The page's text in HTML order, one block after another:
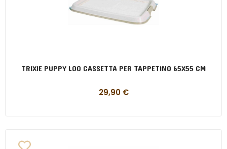
TRIXIE PUPPY LOO CASSETTA PER TAPPETINO 65X55 CM
29,90 €